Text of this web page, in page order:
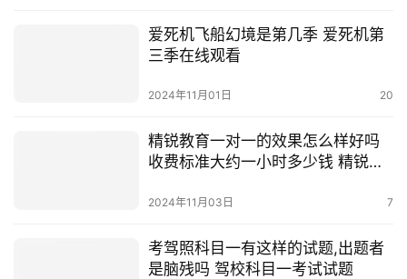
爱死机飞船幻境是第几季 爱死机第
三季在线观看
2024年11月01日 20
精锐教育一对一的效果怎么样好吗
收费标准大约一小时多少钱 精锐教
2024年11月03日 7
考驾照科目一有这样的试题,出题者
是脑残吗 驾校科目一考试试题